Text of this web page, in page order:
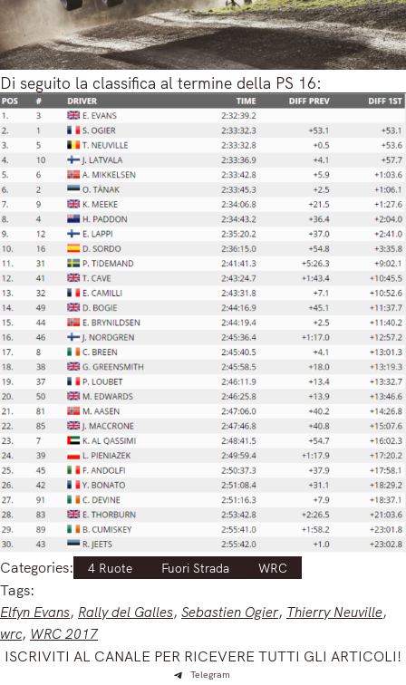
Di seguito la classifica al termine della PS 16:
Categories: 4 Ruote Fuori Strada WRC
Tags:
Elfyn Evans, Rally del Galles, Sebastien Ogier, Thierry Neuville
wrc, WRC 2017
ISCRIVITI AL CANALE PER RICEVERE TUTTI GLI ARTICOLI!
Telegram